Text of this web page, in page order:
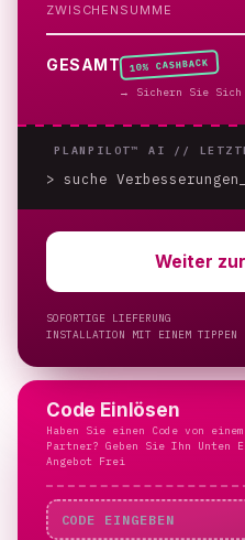
ZWISCHENSUMME
GESAMT 10% CASHBACK
→ Sichern Sie Sich
PLANPILOT™ AI //
> suche Verbesserungen
Weiter
SOFORTIGE LIEFERUNG
INSTALLATION MIT EINEM TIPPEN
Code Einlösen
Haben Sie einen Code von
Partner? Geben Sie Ihn Unten
Angebot Frei